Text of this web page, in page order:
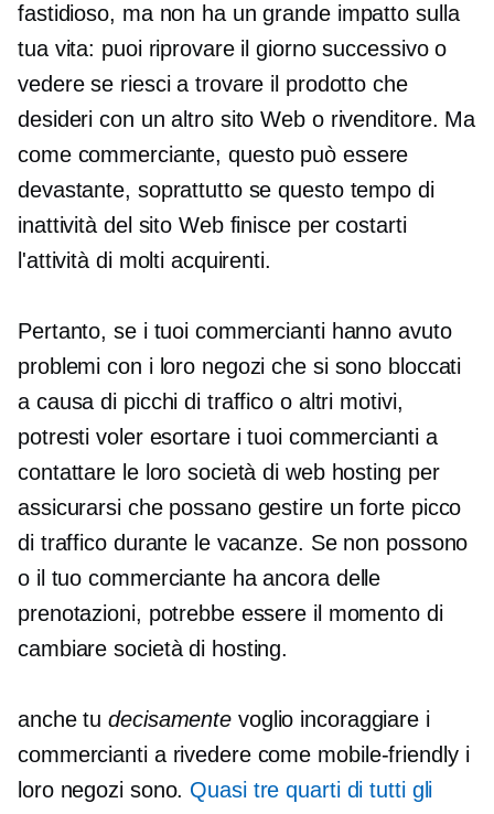
fastidioso, ma non ha un grande impatto sulla
tua vita: puoi riprovare il giorno successivo o
vedere se riesci a trovare il prodotto che
desideri con un altro sito Web o rivenditore. Ma
come commerciante, questo può essere
devastante, soprattutto se questo tempo di
inattività del sito Web finisce per costarti
l'attività di molti acquirenti.
Pertanto, se i tuoi commercianti hanno avuto
problemi con i loro negozi che si sono bloccati
a causa di picchi di traffico o altri motivi,
potresti voler esortare i tuoi commercianti a
contattare le loro società di web hosting per
assicurarsi che possano gestire un forte picco
di traffico durante le vacanze. Se non possono
o il tuo commerciante ha ancora delle
prenotazioni, potrebbe essere il momento di
cambiare società di hosting.
anche tudecisamente voglio incoraggiare i
commercianti a rivedere come mobile-friendlyi
loro negozi sono. Quasi tre quartidi tutti gli